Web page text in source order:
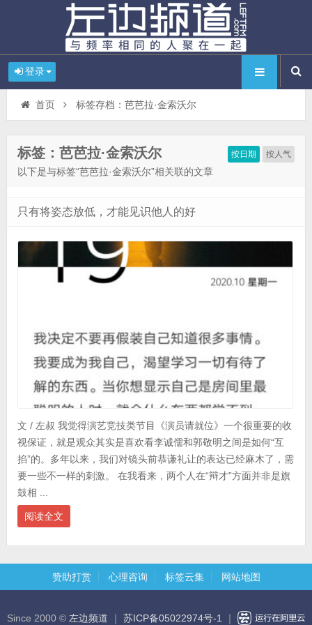
登录
首页 标签存档：芭芭拉·金索沃尔
按日期 按人气
标签：芭芭拉·金索沃尔
以下是与标签“芭芭拉·金索沃尔”相关联的文章
只有将姿态放低，才能见识他人的好
文 / 左叔 我觉得演艺竞技类节目《演员请就位》一个很重要的收
视保证，就是观众其实是喜欢看李诚儒和郭敬明之间是如何“互
掐”的。多年以来，我们对镜头前恭谦礼让的表达已经麻木了，需
要一些不一样的刺激。 在我看来，两个人在“辩才”方面并非是旗
鼓相 ...
阅读全文
赞助打赏 心理咨询 标签云集 网站地图
Since 2000 © 左边频道 ｜ 苏ICP备05022974号-1 ｜